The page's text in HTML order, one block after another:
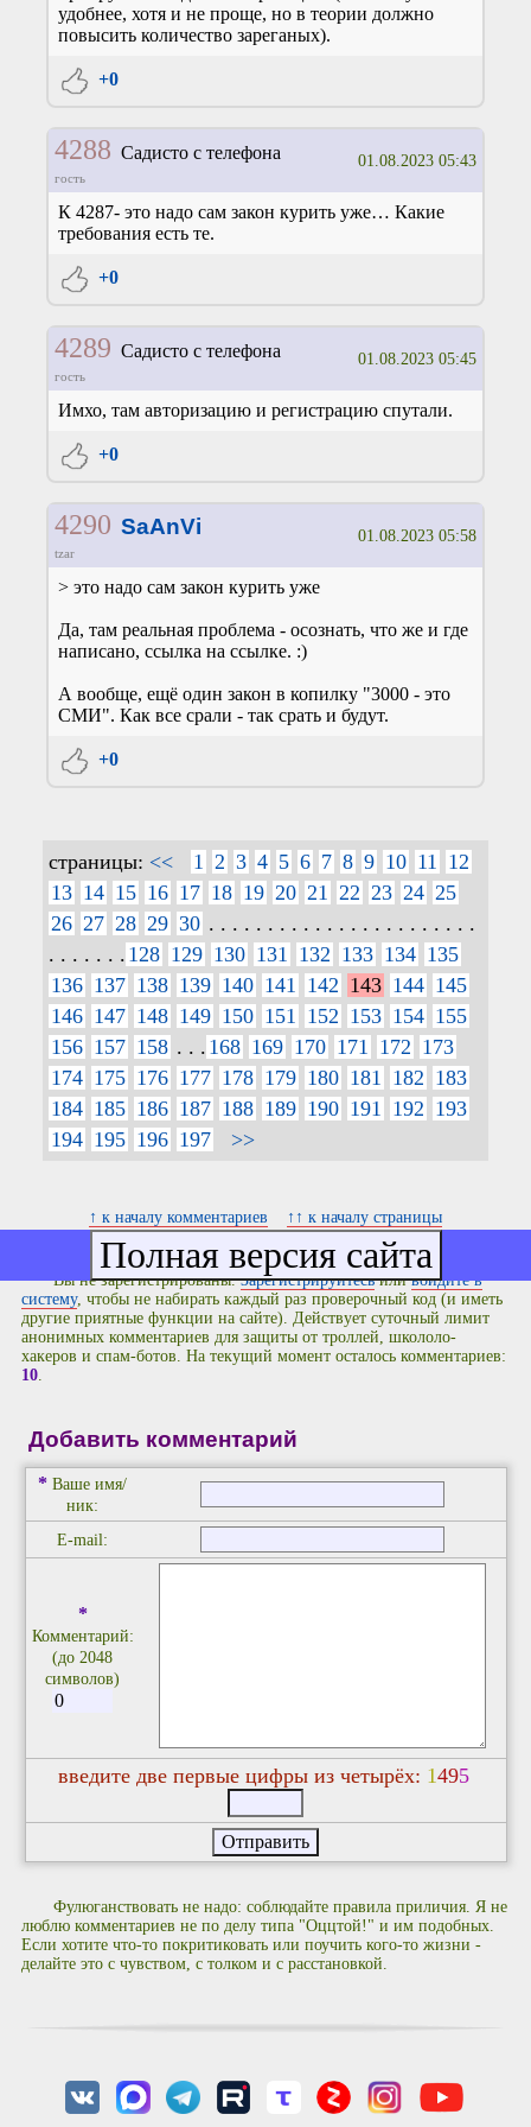
удобнее, хотя и не проще, но в теории должно
повысить количество зареганых).
+0
4288 Садисто с телефона
гость
01.08.2023 05:43
К 4287- это надо сам закон курить уже… Какие
требования есть те.
+0
4289 Садисто с телефона
гость
01.08.2023 05:45
Имхо, там авторизацию и регистрацию спутали.
+0
4290 SaAnVi
tzar
01.08.2023 05:58
> это надо сам закон курить уже
Да, там реальная проблема - осознать, что же и где
написано, ссылка на ссылке. :)
А вообще, ещё один закон в копилку "3000 - это
СМИ". Как все срали - так срать и будут.
+0
страницы: << 1 2 3 4 5 6 7 8 9 10 11
12
13 14 15 16 17 18 19 20 21 22 23 24 25
26 27 28 29 30 . . . . . . . . . . . . . . . . . . . . . . .
. . . . . . . 128 129 130 131 132 133 134 135
136 137 138 139 140 141 142 143 144 145
146 147 148 149 150 151 152 153 154 155
156 157 158 . . . 168 169 170 171 172 173
174 175 176 177 178 179 180 181 182 183
184 185 186 187 188 189 190 191 192 193
194 195 196 197 >>
↑ к началу комментариев ↑↑ к началу страницы
Вы не зарегистрированы.Зарегистрируйтесьиливойдите в
систему, чтобы не набирать каждый раз проверочный код (и иметь
другие приятные функции на сайте). Действует суточный лимит
анонимных комментариев для защиты от троллей, школоло-
хакеров и спам-ботов. На текущий момент осталось комментариев:
10.
Добавить комментарий
* Ваше имя/
ник:
E-mail:
*
Комментарий:
(до 2048
символов)
введите две первые цифры из четырёх: 1495
Фулюганствовать не надо: соблюдайте правила приличия. Я не
люблю комментариев не по делу типа "Оццтой!" и им подобных.
Если хотите что-то покритиковать или поучить кого-то жизни -
делайте это с чувством, с толком и с расстановкой.